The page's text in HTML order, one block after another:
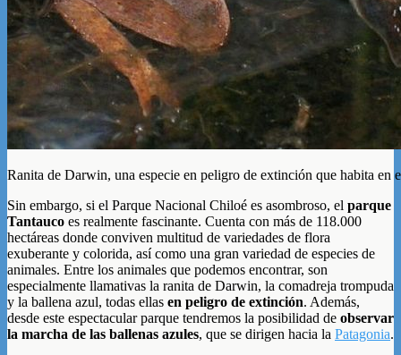
Ranita de Darwin, una especie en peligro de extinción que habita en
Sin embargo, si el Parque Nacional Chiloé es asombroso, el parque
Tantauco es realmente fascinante. Cuenta con más de 118.000
hectáreas donde conviven multitud de variedades de flora
exuberante y colorida, así como una gran variedad de especies de
animales. Entre los animales que podemos encontrar, son
especialmente llamativas la ranita de Darwin, la comadreja trompuda
y la ballena azul, todas ellas en peligro de extinción. Además,
desde este espectacular parque tendremos la posibilidad de observar
la marcha de las ballenas azules, que se dirigen hacia la Patagonia.